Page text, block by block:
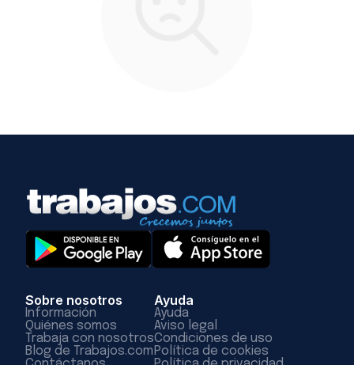
Sobre nosotros
Información
Quiénes somos
Trabaja con nosotros
Blog de Trabajos.com
Ayuda
Ayuda
Aviso legal
Condiciones de uso
Política de cookies